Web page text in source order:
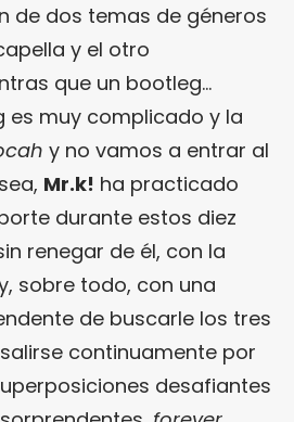
de dos temas de géneros
y el otro
que un bootleg…
es muy complicado y la
y no vamos a entrar al
Mr.k! ha practicado
durante estos diez
renegar de él, con la
sobre todo, con una
de buscarle los tres
continuamente por
desafiantes